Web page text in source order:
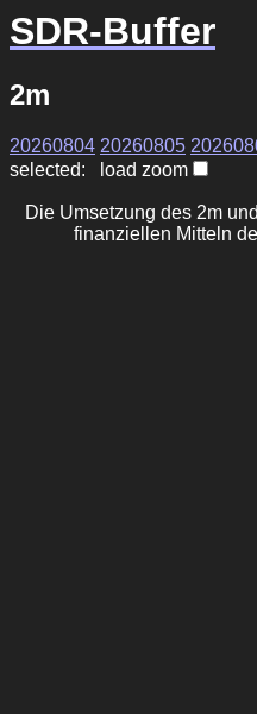
SDR-Buffer
2m
20260804 20260805
selected: load zoom
Die Umsetzung des 2m
finanziellen Mitteln